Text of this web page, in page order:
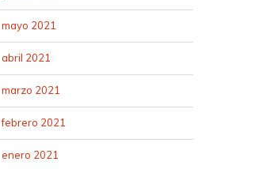
mayo 2021
abril 2021
marzo 2021
febrero 2021
enero 2021